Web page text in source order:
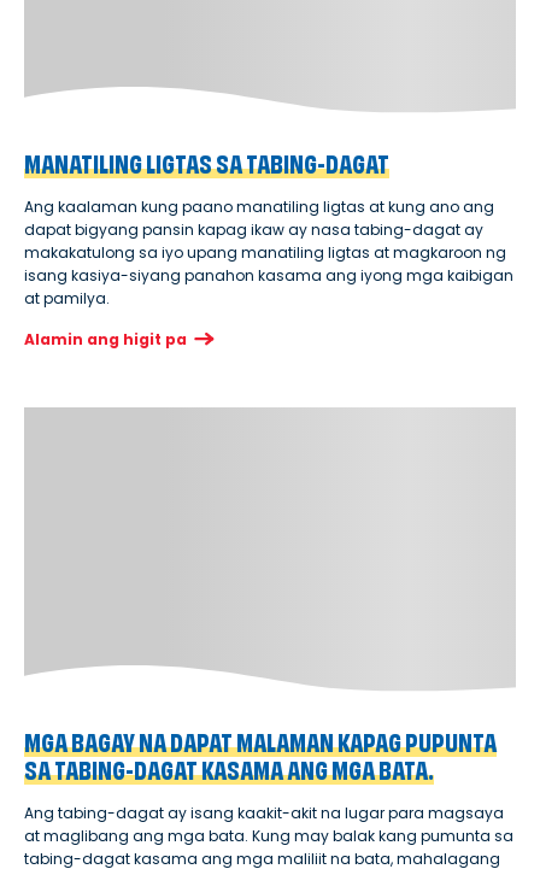
MANATILING LIGTAS SA TABING-DAGAT
Ang kaalaman kung paano manatiling ligtas at kung ano ang
dapat bigyang pansin kapag ikaw ay nasa tabing-dagat ay
makakatulong sa iyo upang manatiling ligtas at magkaroon ng
isang kasiya-siyang panahon kasama ang iyong mga kaibigan
at pamilya.
Alamin ang higit pa
MGA BAGAY NA DAPAT MALAMAN KAPAG PUPUNTA
SA TABING-DAGAT KASAMA ANG MGA BATA.
Ang tabing-dagat ay isang kaakit-akit na lugar para magsaya
at maglibang ang mga bata. Kung may balak kang pumunta sa
tabing-dagat kasama ang mga maliliit na bata, mahalagang